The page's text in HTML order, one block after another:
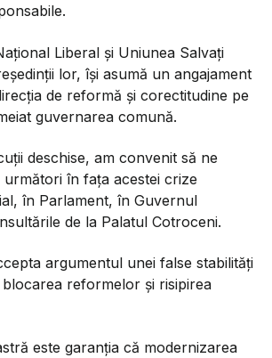
Liberal și Uniunea Salvați
lor, își asumă un angajament
de reformă și corectitudine pe
guvernarea comună.
deschise, am convenit să ne
în fața acestei crize
în Parlament, în Guvernul
de la Palatul Cotroceni.
argumentul unei false stabilități
reformelor și risipirea
este garanția că modernizarea